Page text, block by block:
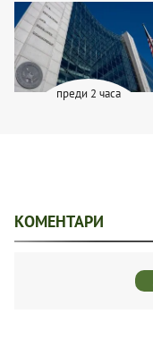
преди 2 часа
КОМЕНТАРИ